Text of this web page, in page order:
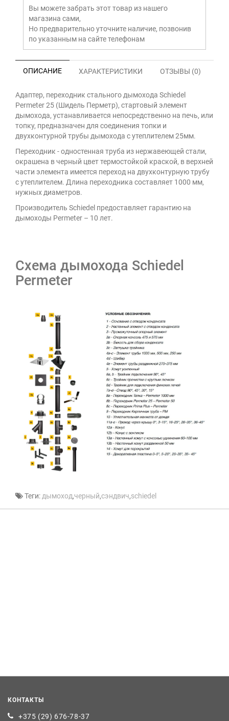
Вы можете забрать этот товар из нашего
магазина сами,
Но предварительно уточните наличие, позвонив
по указанным на сайте телефонам
ОПИСАНИЕ ХАРАКТЕРИСТИКИ ОТЗЫВЫ (0)
Адаптер, переходник стального дымохода Schiedel
Permeter 25 (Шидель Перметр), стартовый элемент
дымохода, устанавливается непосредственно на печь, или
топку, предназначен для соединения топки и
двухконтурной трубы дымохода с утеплителем 25мм.
Переходник - одностенная труба из нержавеющей стали,
окрашена в черный цвет термостойкой краской, в верхней
части элемента имеется переход на двухконтурную трубу
с утеплителем. Длина переходника составляет 1000 мм,
нужных диаметров.
Производитель Schiedel предоставляет гарантию на
дымоходы Permeter – 10 лет.
Схема дымохода Schiedel
Permeter
Теги: дымоход,черный,сэндвич,schiedel
КОНТАКТЫ
+375 (29) 676-78-37